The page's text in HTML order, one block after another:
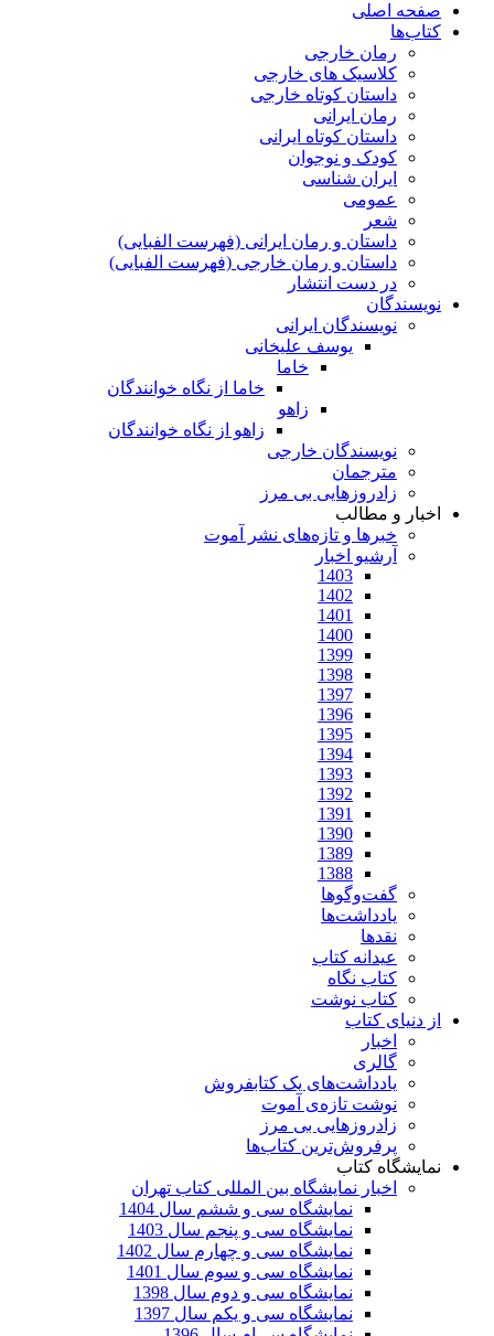
صفحه اصلی
کتاب‌ها
رمان خارجی
کلاسیک های خارجی
داستان کوتاه خارجی
رمان ایرانی
داستان کوتاه ایرانی
کودک و نوجوان
ایران شناسی
عمومی
شعر
داستان و رمان ایرانی (فهرست الفبایی)
داستان و رمان خارجی (فهرست الفبایی)
در دست انتشار
نویسندگان
نویسندگان ایرانی
یوسف علیخانی
خاما
خاما از نگاه خوانندگان
زاهو
زاهو از نگاه خوانندگان
نویسندگان خارجی
مترجمان
زادروزهایی بی مرز
اخبار و مطالب
خبرها و تازه‌های نشر آموت
آرشیو اخبار
1403
1402
1401
1400
1399
1398
1397
1396
1395
1394
1393
1392
1391
1390
1389
1388
گفت‌وگوها
یادداشت‌ها
نقدها
عیدانه کتاب
کتاب نگاه
کتاب نوشت
از دنیای کتاب
اخبار
گالری
یادداشت‌های یک کتابفروش
نوشت تازه‌ی آموت
زادروزهایی بی مرز
پرفروش‌ترین کتاب‌ها
نمایشگاه کتاب
اخبار نمایشگاه بین المللی کتاب تهران
نمایشگاه سی و ششم سال 1404
نمایشگاه سی و پنجم سال 1403
نمایشگاه سی و چهارم سال 1402
نمایشگاه سی و سوم سال 1401
نمایشگاه سی و دوم سال 1398
نمایشگاه سی و یکم سال 1397